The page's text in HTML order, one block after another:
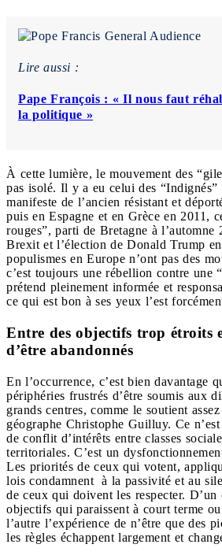
Lire aussi :
Pape François : « Il nous faut
la politique »
À cette lumière, le mouvement des
pas isolé. Il y a eu celui des “Indignés”
manifeste de l’ancien résistant et
puis en Espagne et en Grèce en 2011,
rouges”, parti de Bretagne à
Brexit et l’élection de Donald Trump
populismes en Europe n’ont pas des
c’est toujours une rébellion contre une
prétend pleinement informée et
ce qui est bon à ses yeux l’est
Entre des objectifs trop étroits
d’être abandonnés
En l’occurrence, c’est bien davantage
périphéries frustrés d’être soumis aux
grands centres, comme le soutient
géographe Christophe Guilluy. Ce
de conflit d’intérêts entre classes
territoriales. C’est un
Les priorités de ceux qui votent,
lois condamnent à la passivité et au
de ceux qui doivent les respecter. D’un
objectifs qui paraissent à court terme
l’autre l’expérience de n’être que des
les règles échappent largement et